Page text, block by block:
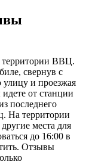
территории ВВЦ.
свернув с
и проезжая
от станции
последнего
На территории
места для
до 16:00 в
Отзывы